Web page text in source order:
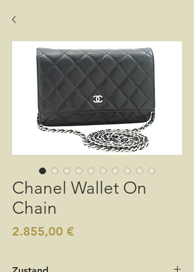
Chanel Wallet On
Chain
2.855,00 €Preis